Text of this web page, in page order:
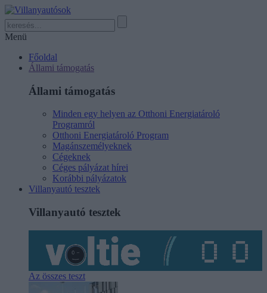
Menü
Főoldal
Állami támogatás
Állami támogatás
Minden egy helyen az Otthoni Energiatároló
Programról
Otthoni Energiatároló Program
Magánszemélyeknek
Cégeknek
Céges pályázat hírei
Korábbi pályázatok
Villanyautó tesztek
Villanyautó tesztek
Az összes teszt